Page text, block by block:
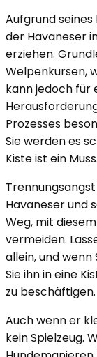
Aufgrund seines
der Havaneser
erziehen.
Welpenkursen,
kann jedoch für
Prozesses
Sie werden es
Kiste ist ein Muss.
Havaneser und
Weg, mit
vermeiden.
allein, und
Sie ihn in eine
zu beschäftigen.
Auch wenn er
kein Spielzeug.